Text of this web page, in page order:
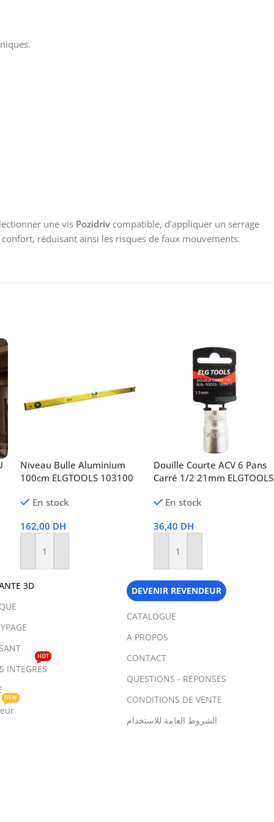
une vis Pozidriv compatible, d’appliquer un serrage
réduisant ainsi les risques de faux mouvements.
Niveau Bulle Aluminium
100cm ELGTOOLS 103100
En stock
162,00 DH
Ajouter Au Panier
Douille Courte ACV 6 Pans
Carré 1/2 21mm ELGTOOLS
En stock
36,40 DH
Ajouter Au Panier
3D
INTEGRES
HOT
NEW
DEVENIR REVENDEUR
CATALOGUE
A PROPOS
CONTACT
QUESTIONS - REPONSES
CONDITIONS DE VENTE
الشروط العامة للاستخدام